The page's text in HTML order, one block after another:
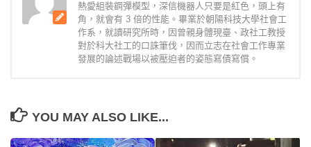
熱愛組裝鋼彈模型，深信機器人只要是紅色，頭上有
角，就會有 3 倍的性能。畢業於朝陽科技大學社會工
作系，就讀研究所時，因曾親身體現臺、政社工教授
對於科大社工的口誅筆伐，因而立志在社會工作專業
發展的論述戰場以被壓迫者的姿態寫債寫償。
YOU MAY ALSO LIKE...